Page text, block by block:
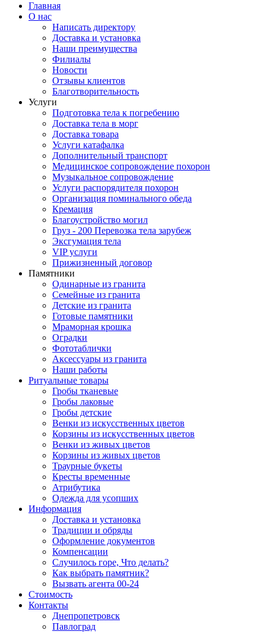
Главная
О нас
Написать директору
Доставка и установка
Наши преимущества
Филиалы
Новости
Отзывы клиентов
Благотворительность
Услуги
Подготовка тела к погребению
Доставка тела в морг
Доставка товара
Услуги катафалка
Дополнительный транспорт
Медицинское сопровождение похорон
Музыкальное сопровождение
Услуги распорядителя похорон
Организация поминального обеда
Кремация
Благоустройство могил
Груз - 200 Перевозка тела зарубеж
Эксгумация тела
VIP услуги
Прижизненный договор
Памятники
Одинарные из гранита
Семейные из гранита
Детские из гранита
Готовые памятники
Мраморная крошка
Оградки
Фототаблички
Аксессуары из гранита
Наши работы
Ритуальные товары
Гробы тканевые
Гробы лаковые
Гробы детские
Венки из искусственных цветов
Корзины из искусственных цветов
Венки из живых цветов
Корзины из живых цветов
Траурные букеты
Кресты временные
Атрибутика
Одежда для усопших
Информация
Доставка и установка
Традиции и обряды
Оформление документов
Компенсации
Случилось горе, Что делать?
Как выбрать памятник?
Вызвать агента 00-24
Стоимость
Контакты
Днепропетровск
Павлоград